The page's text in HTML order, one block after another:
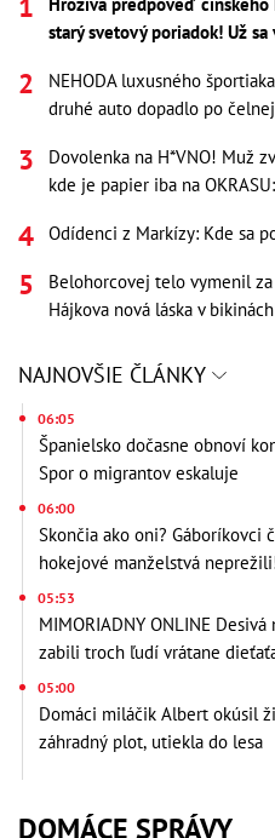
starý svetový poriadok! Už
NEHODA luxusného
druhé auto dopadlo po
Dovolenka na H*VNO! Muž
kde je papier iba na
Odídenci z Markízy: Kde sa
Belohorcovej telo vymenil za
Hájkova nová láska v
NAJNOVŠIE ČLÁNKY
06:05
Španielsko dočasne obnoví
Spor o migrantov eskaluje
06:00
Skončia ako oni? Gáboríkovci
hokejové manželstvá
05:53
MIMORIADNY ONLINE
zabili troch ľudí vrátane
05:00
Domáci miláčik Albert okúsil
záhradný plot, utiekla do lesa
DOMÁCE SPRÁVY